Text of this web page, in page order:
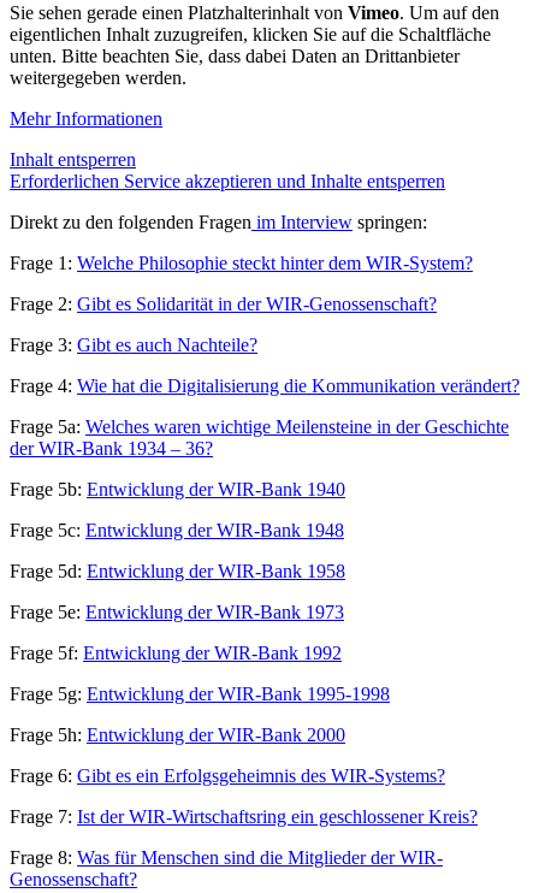
Sie sehen gerade einen Platzhalterinhalt von Vimeo. Um auf den
eigentlichen Inhalt zuzugreifen, klicken Sie auf die Schaltfläche
unten. Bitte beachten Sie, dass dabei Daten an Drittanbieter
weitergegeben werden.
Mehr Informationen
Inhalt entsperren
Erforderlichen Service akzeptieren und Inhalte entsperren
Direkt zu den folgenden Fragen im Interview springen:
Frage 1: Welche Philosophie steckt hinter dem WIR-System?
Frage 2: Gibt es Solidarität in der WIR-Genossenschaft?
Frage 3: Gibt es auch Nachteile?
Frage 4: Wie hat die Digitalisierung die Kommunikation verändert?
Frage 5a: Welches waren wichtige Meilensteine in der Geschichte
der WIR-Bank 1934 – 36?
Frage 5b: Entwicklung der WIR-Bank 1940
Frage 5c: Entwicklung der WIR-Bank 1948
Frage 5d: Entwicklung der WIR-Bank 1958
Frage 5e: Entwicklung der WIR-Bank 1973
Frage 5f: Entwicklung der WIR-Bank 1992
Frage 5g: Entwicklung der WIR-Bank 1995-1998
Frage 5h: Entwicklung der WIR-Bank 2000
Frage 6: Gibt es ein Erfolgsgeheimnis des WIR-Systems?
Frage 7: Ist der WIR-Wirtschaftsring ein geschlossener Kreis?
Frage 8: Was für Menschen sind die Mitglieder der WIR-
Genossenschaft?